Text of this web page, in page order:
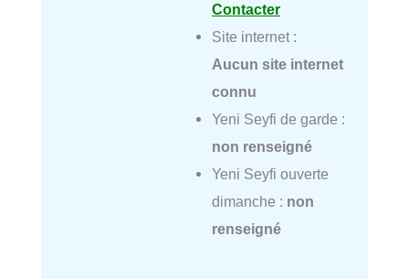
Contacter
Site internet :
Aucun site internet
connu
Yeni Seyfi de garde :
non renseigné
Yeni Seyfi ouverte
dimanche : non
renseigné